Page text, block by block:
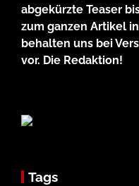
abgekürzte Teaser
zum ganzen Artikel
behalten uns bei
vor. Die Redaktion!
Tags